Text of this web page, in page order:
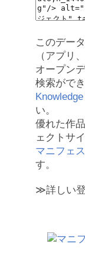
このデー
（アプリ
オープン
検索ができ
い。
優れた作
ェクトサ
マニフェ
す。
≫詳しい